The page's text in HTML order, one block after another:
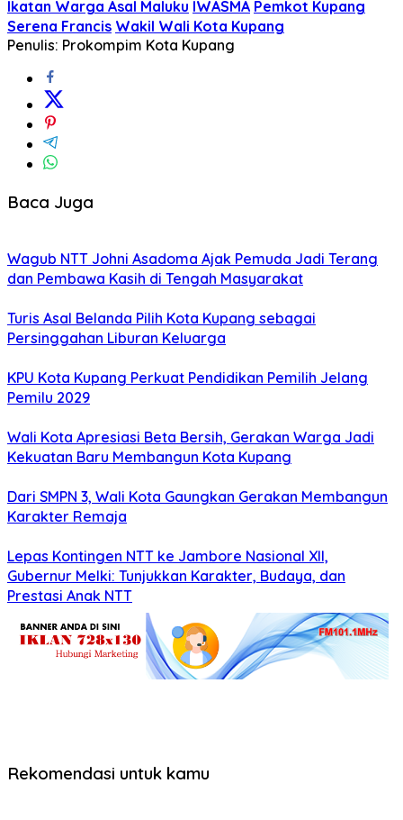
Ikatan Warga Asal Maluku IWASMA Pemkot Kupang
Serena Francis Wakil Wali Kota Kupang
Penulis: Prokompim Kota Kupang
Baca Juga
Wagub NTT Johni Asadoma Ajak Pemuda Jadi Terang
dan Pembawa Kasih di Tengah Masyarakat
Turis Asal Belanda Pilih Kota Kupang sebagai
Persinggahan Liburan Keluarga
KPU Kota Kupang Perkuat Pendidikan Pemilih Jelang
Pemilu 2029
Wali Kota Apresiasi Beta Bersih, Gerakan Warga Jadi
Kekuatan Baru Membangun Kota Kupang
Dari SMPN 3, Wali Kota Gaungkan Gerakan Membangun
Karakter Remaja
Lepas Kontingen NTT ke Jambore Nasional XII,
Gubernur Melki: Tunjukkan Karakter, Budaya, dan
Prestasi Anak NTT
Rekomendasi untuk kamu